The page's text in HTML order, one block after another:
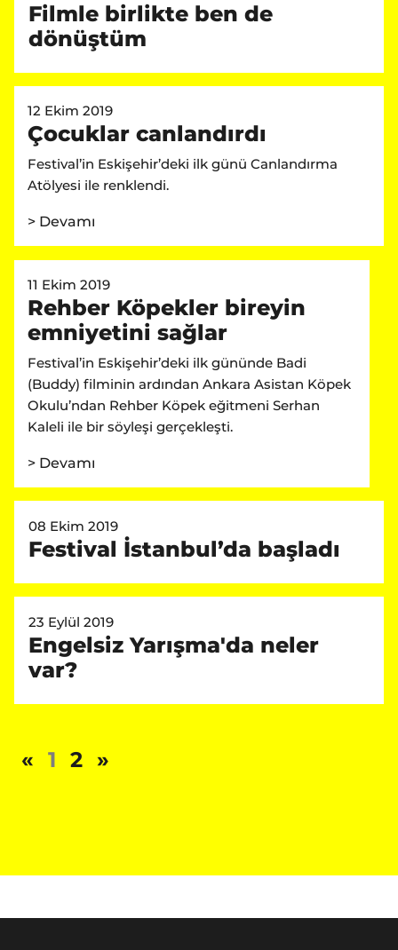
Filmle birlikte ben de
dönüştüm
12 Ekim 2019
Çocuklar canlandırdı
Festival’in Eskişehir’deki ilk günü Canlandırma
Atölyesi ile renklendi.
> Devamı
11 Ekim 2019
Rehber Köpekler bireyin
emniyetini sağlar
Festival’in Eskişehir’deki ilk gününde Badi
(Buddy) filminin ardından Ankara Asistan Köpek
Okulu’ndan Rehber Köpek eğitmeni Serhan
Kaleli ile bir söyleşi gerçekleşti.
> Devamı
08 Ekim 2019
Festival İstanbul’da başladı
23 Eylül 2019
Engelsiz Yarışma'da neler
var?
« 1 2 »